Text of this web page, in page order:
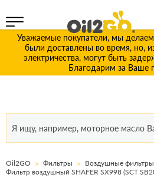
Уважаемые покупатели, мы
были доставлены во время, но,
электричества, могут быть
Благодарим за Ваше
Oil2GO Фильтры
Воздушные фильтры